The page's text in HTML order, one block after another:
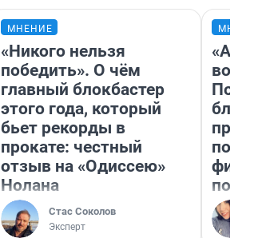
МНЕНИЕ
«Никого нельзя
победить». О чём
главный блокбастер
этого года, который
бьет рекорды в
прокате: честный
отзыв на «Одиссею»
Нолана
Стас Соколов
Эксперт
вот